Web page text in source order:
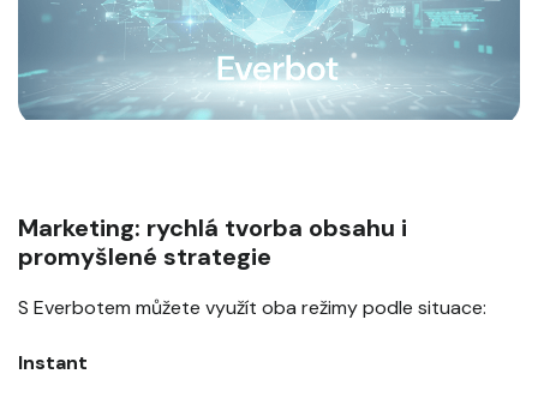
Marketing: rychlá tvorba obsahu i
promyšlené strategie
S Everbotem můžete využít oba režimy podle situace:
Instant